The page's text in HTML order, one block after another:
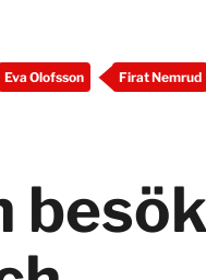
Eva Olofsson Firat Nemrud